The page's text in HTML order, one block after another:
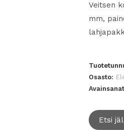
Veitsen
mm,
Osasto:
Etsi